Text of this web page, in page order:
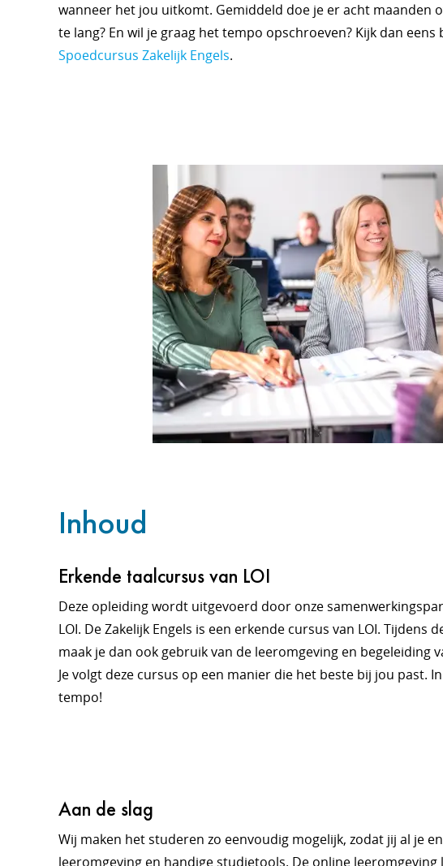
wanneer het jou uitkomt. Gemiddeld doe je er acht maanden
te lang? En wil je graag het tempo opschroeven? Kijk dan eens
Spoedcursus Zakelijk Engels.
Inhoud
Erkende taalcursus van LOI
Deze opleiding wordt uitgevoerd door onze
LOI. De Zakelijk Engels is een erkende cursus van LOI. Tijdens
maak je dan ook gebruik van de leeromgeving en begeleiding
Je volgt deze cursus op een manier die het beste bij jou past.
tempo!
Aan de slag
Wij maken het studeren zo eenvoudig mogelijk, zodat jij al je
leeromgeving en handige studietools. De online